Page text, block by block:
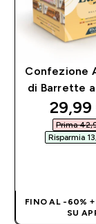
Confezione
di Barrette
Prima
Risparmia
FINO AL -60% +
SU